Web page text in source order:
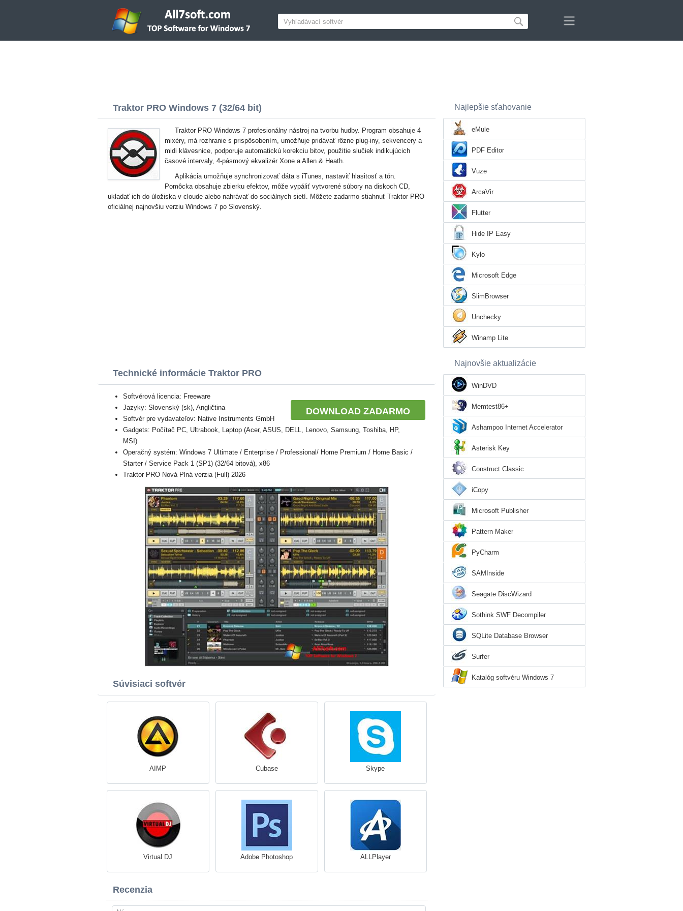
Traktor PRO Windows 7 (32/64 bit)
Traktor PRO Windows 7 profesionálny nástroj na tvorbu hudby. Program obsahuje 4
mixéry, má rozhranie s prispôsobením, umožňuje pridávať rôzne plug-iny, sekvencery a
midi klávesnice, podporuje automatickú korekciu bitov, použitie slučiek indikujúcich
časové intervaly, 4-pásmový ekvalizér Xone a Allen & Heath.
Aplikácia umožňuje synchronizovať dáta s iTunes, nastaviť hlasitosť a tón.
Pomôcka obsahuje zbierku efektov, môže vypáliť vytvorené súbory na diskoch CD,
ukladať ich do úložiska v cloude alebo nahrávať do sociálnych sietí. Môžete zadarmo stiahnuť Traktor PRO
oficiálnej najnovšiu verziu Windows 7 po Slovenský.
Technické informácie Traktor PRO
DOWNLOAD ZADARMO
Softvérová licencia: Freeware
Jazyky: Slovenský (sk), Angličtina
Softvér pre vydavateľov: Native Instruments GmbH
Gadgets: Počítač PC, Ultrabook, Laptop (Acer, ASUS, DELL, Lenovo, Samsung, Toshiba, HP,
MSI)
Operačný systém: Windows 7 Ultimate / Enterprise / Professional/ Home Premium / Home Basic /
Starter / Service Pack 1 (SP1) (32/64 bitová), x86
Traktor PRO Nová Plná verzia (Full) 2026
Súvisiaci softvér
AIMP Cubase Skype
Virtual DJ Adobe Photoshop ALLPlayer
Recenzia
Najlepšie sťahovanie
eMule
PDF Editor
Vuze
ArcaVir
Flutter
Hide IP Easy
Kylo
Microsoft Edge
SlimBrowser
Unchecky
Winamp Lite
Najnovšie aktualizácie
WinDVD
Memtest86+
Ashampoo Internet Accelerator
Asterisk Key
Construct Classic
iCopy
Microsoft Publisher
Pattern Maker
PyCharm
SAMInside
Seagate DiscWizard
Sothink SWF Decompiler
SQLite Database Browser
Surfer
Katalóg softvéru Windows 7